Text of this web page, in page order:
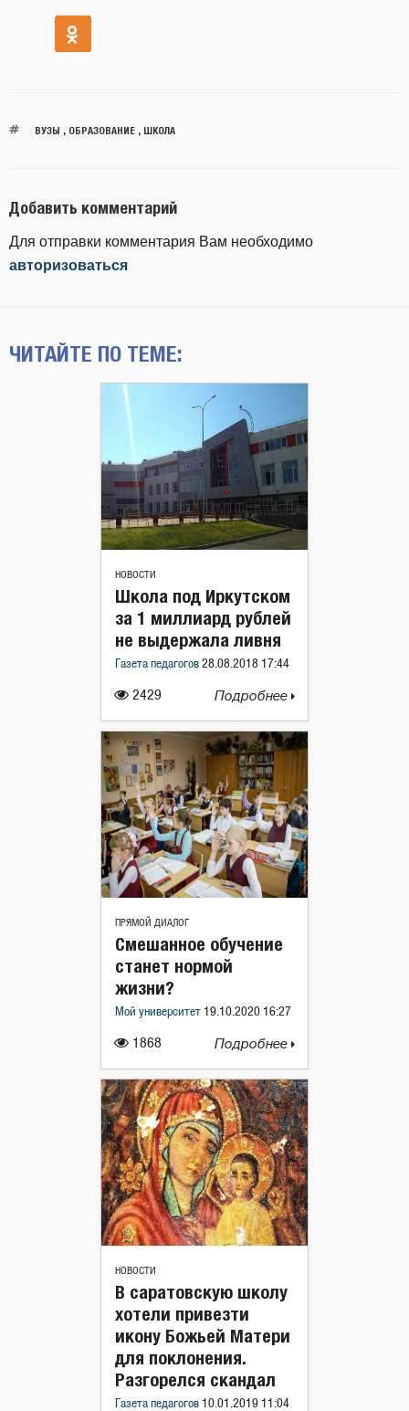
ВУЗЫ , ОБРАЗОВАНИЕ, ШКОЛА
Добавить комментарий
Для отправки комментария Вам необходимо
авторизоваться
ЧИТАЙТЕ ПО ТЕМЕ:
НОВОСТИ
2429
Школа под Иркутском
за 1 миллиард рублей
не выдержала ливня
Газета педагогов 28.08.2018 17:44
Подробнее
ПРЯМОЙ ДИАЛОГ
1868
Смешанное обучение
станет нормой
жизни?
Мой университет 19.10.2020 16:27
Подробнее
НОВОСТИ
В саратовскую школу
хотели привезти
икону Божьей Матери
для поклонения.
Разгорелся скандал
Газета педагогов 10.01.2019 11:04